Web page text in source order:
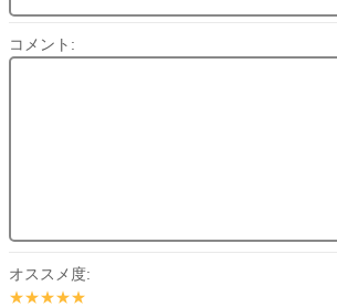
コメント:
オススメ度:
★★★★★